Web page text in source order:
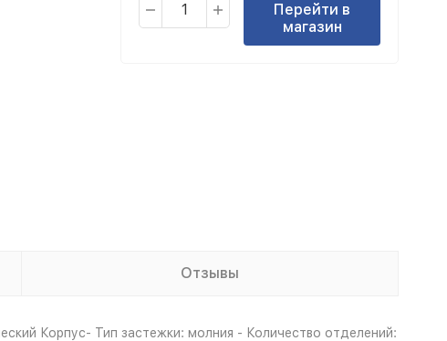
Перейти в
магазин
Отзывы
Корпус- Тип застежки: молния - Количество отделений: